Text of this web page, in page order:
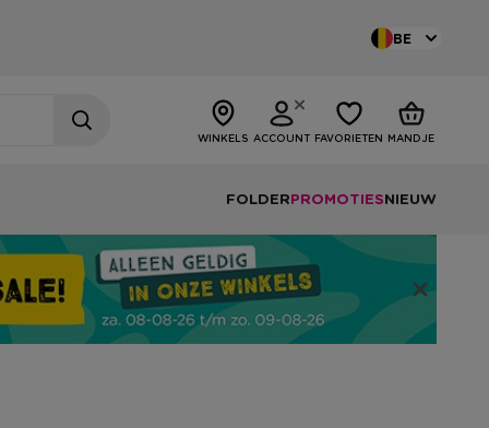
BE
WINKELS ACCOUNT FAVORIETEN MANDJE
FOLDERPROMOTIESNIEUW